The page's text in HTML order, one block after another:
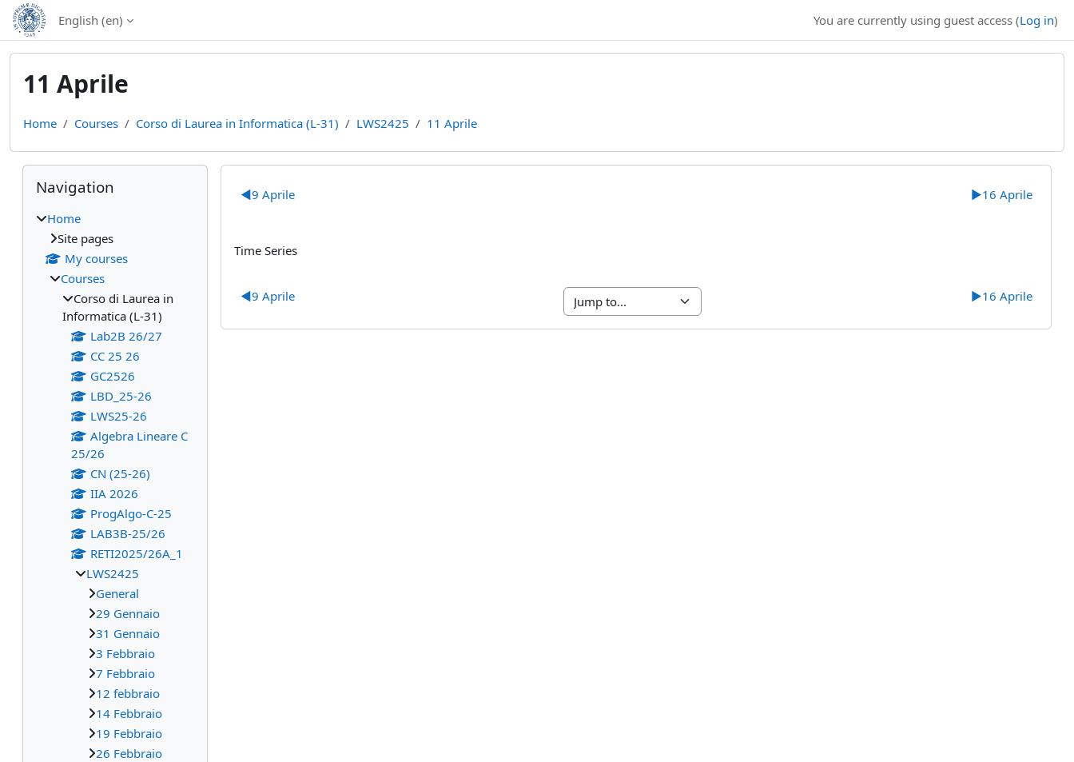
Skip to main content
English ‎(en)‎ You are currently using guest access (Log in)
11 Aprile
Home Courses Corso di Laurea in Informatica (L-31) LWS2425 11 Aprile
Section outline
◀︎9 Aprile ▶︎16 Aprile
Time Series
◀︎9 Aprile ▶︎16 Aprile
Blocks
Skip Navigation
Navigation
Home
Site pages
My courses
Courses
Corso di Laurea in
Informatica (L-31)
Lab2B 26/27
CC 25 26
GC2526
LBD_25-26
LWS25-26
Algebra Lineare C
25/26
CN (25-26)
IIA 2026
ProgAlgo-C-25
LAB3B-25/26
RETI2025/26A_1
LWS2425
General
29 Gennaio
31 Gennaio
3 Febbraio
7 Febbraio
12 febbraio
14 Febbraio
19 Febbraio
26 Febbraio